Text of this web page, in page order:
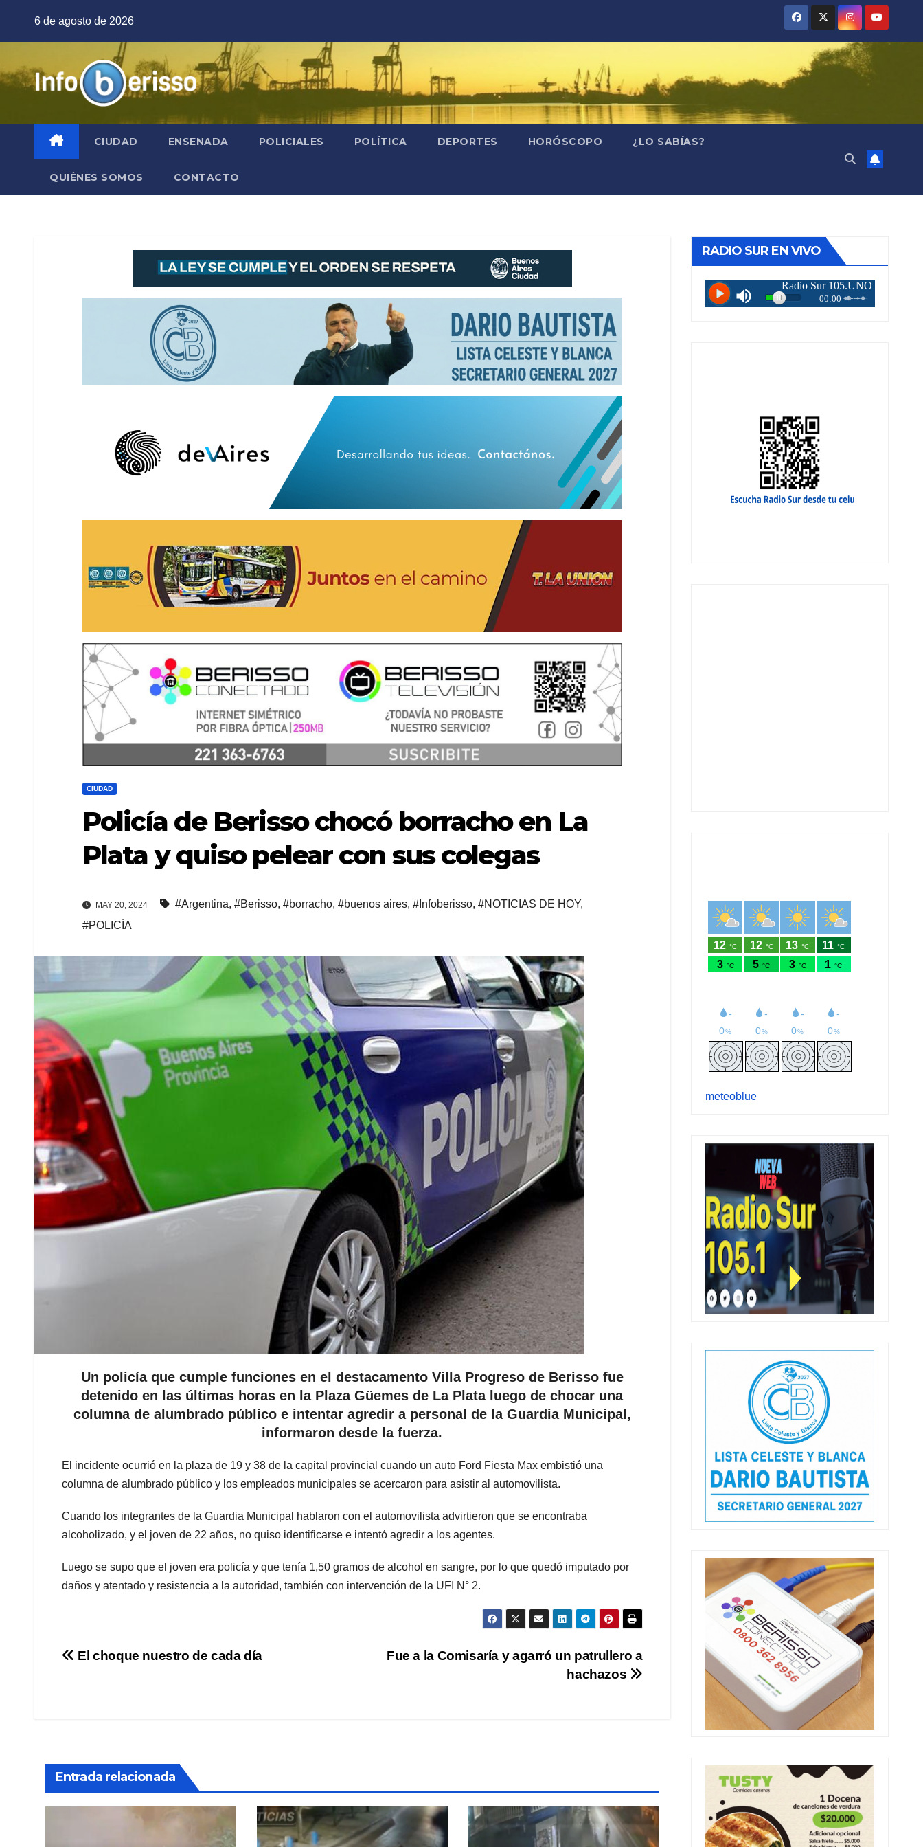
6 de agosto de 2026
CIUDAD ENSENADA POLICIALES POLÍTICA DEPORTES HORÓSCOPO ¿LO SABÍAS?
QUIÉNES SOMOS CONTACTO
CIUDAD
Policía de Berisso chocó borracho en La
Plata y quiso pelear con sus colegas
MAY 20, 2024 #Argentina, #Berisso, #borracho, #buenos aires, #Infoberisso, #NOTICIAS DE HOY,
#POLICÍA
Un policía que cumple funciones en el destacamento Villa Progreso de Berisso fue
detenido en las últimas horas en la Plaza Güemes de La Plata luego de chocar una
columna de alumbrado público e intentar agredir a personal de la Guardia Municipal,
informaron desde la fuerza.
El incidente ocurrió en la plaza de 19 y 38 de la capital provincial cuando un auto Ford Fiesta Max embistió una
columna de alumbrado público y los empleados municipales se acercaron para asistir al automovilista.
Cuando los integrantes de la Guardia Municipal hablaron con el automovilista advirtieron que se encontraba
alcoholizado, y el joven de 22 años, no quiso identificarse e intentó agredir a los agentes.
Luego se supo que el joven era policía y que tenía 1,50 gramos de alcohol en sangre, por lo que quedó imputado por
daños y atentado y resistencia a la autoridad, también con intervención de la UFI N° 2.
Navegación
Fue a la Comisaría y agarró un patrullero a
hachazos
El choque nuestro de cada día
Entrada relacionada
RADIO SUR EN VIVO
meteoblue